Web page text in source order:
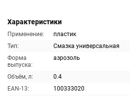
Характеристики
Применение:
пластик
Тип:
Смазка универсальная
Форма
выпуска:
аэрозоль
Объём, л:
0.4
EAN-13:
100333020